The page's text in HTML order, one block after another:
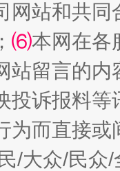
如何以
网站和共
⑹本网在各
站留言的内
投诉报料
为而直接
/大众/民